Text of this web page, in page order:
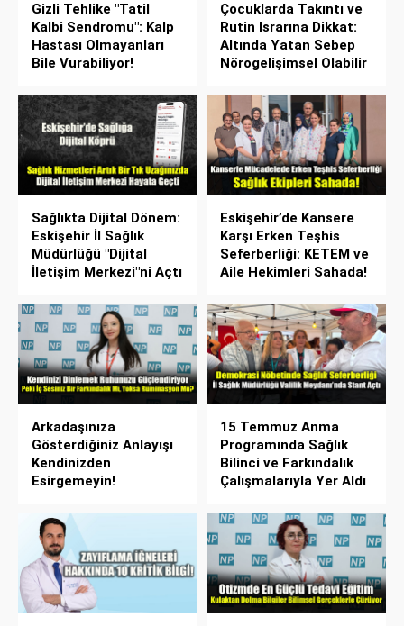
Gizli Tehlike "Tatil
Kalbi Sendromu": Kalp
Hastası Olmayanları
Bile Vurabiliyor!
Çocuklarda Takıntı ve
Rutin Israrına Dikkat:
Altında Yatan Sebep
Nörogelişimsel Olabilir
Sağlıkta Dijital Dönem:
Eskişehir İl Sağlık
Müdürlüğü "Dijital
İletişim Merkezi"ni Açtı
Eskişehir’de Kansere
Karşı Erken Teşhis
Seferberliği: KETEM ve
Aile Hekimleri Sahada!
Arkadaşınıza
Gösterdiğiniz Anlayışı
Kendinizden
Esirgemeyin!
15 Temmuz Anma
Programında Sağlık
Bilinci ve Farkındalık
Çalışmalarıyla Yer Aldı